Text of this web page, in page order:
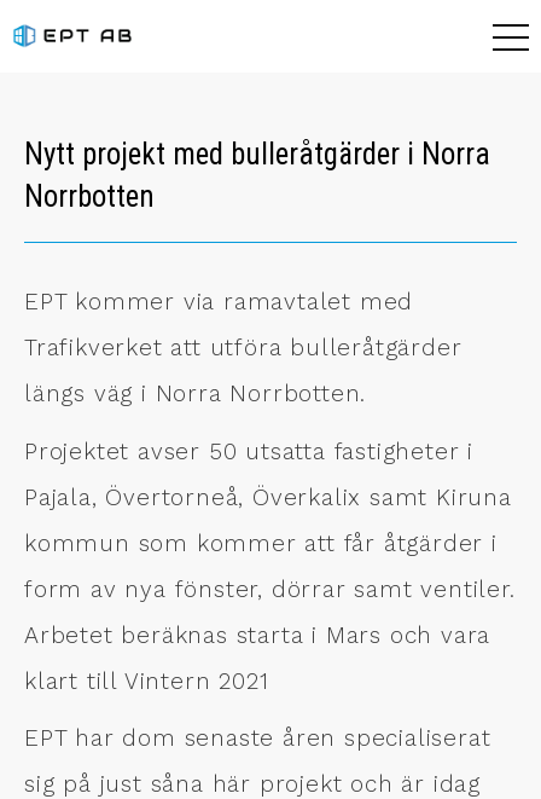
Nytt projekt med bulleråtgärder i Norra
Norrbotten
EPT kommer via ramavtalet med
Trafikverket att utföra bulleråtgärder
längs väg i Norra Norrbotten.
Projektet avser 50 utsatta fastigheter i
Pajala, Övertorneå, Överkalix samt Kiruna
kommun som kommer att får åtgärder i
form av nya fönster, dörrar samt ventiler.
Arbetet beräknas starta i Mars och vara
klart till Vintern 2021
EPT har dom senaste åren specialiserat
sig på just såna här projekt och är idag